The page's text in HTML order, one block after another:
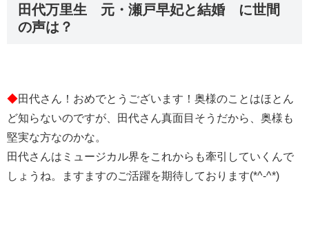
田代万里生 元・瀬戸早妃と結婚 に世間
の声は？
◆田代さん！おめでとうございます！奥様のことはほとん
ど知らないのですが、田代さん真面目そうだから、奥様も
堅実な方なのかな。
田代さんはミュージカル界をこれからも牽引していくんで
しょうね。ますますのご活躍を期待しております(*^-^*)